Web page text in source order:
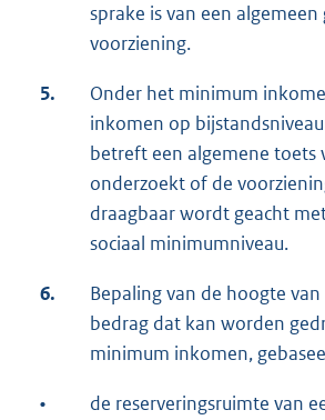
sprake is van een
voorziening.
5.
Onder het minimum
inkomen op
betreft een algemene toets
onderzoekt of de
draagbaar wordt geacht
sociaal minimumniveau.
6.
Bepaling van de hoogte
bedrag dat kan worden
minimum inkomen,
•
de reserveringsruimte van